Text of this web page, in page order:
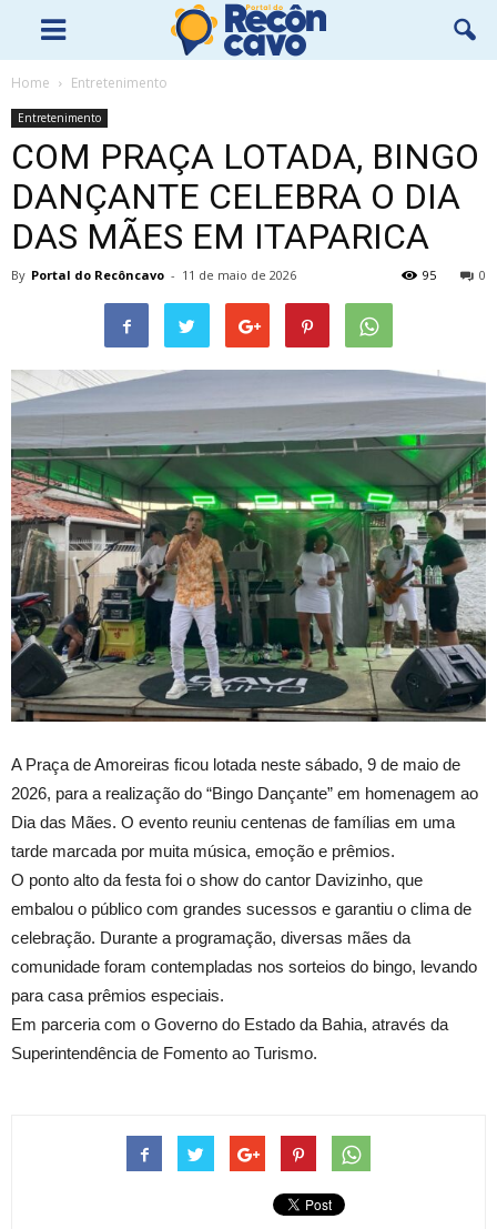
Home Entretenimento
Entretenimento
COM PRAÇA LOTADA, BINGO
DANÇANTE CELEBRA O DIA
DAS MÃES EM ITAPARICA
By Portal do Recôncavo - 11 de maio de 2026 0
95
A Praça de Amoreiras ficou lotada neste sábado, 9 de maio de
2026, para a realização do “Bingo Dançante” em homenagem ao
Dia das Mães. O evento reuniu centenas de famílias em uma
tarde marcada por muita música, emoção e prêmios.
O ponto alto da festa foi o show do cantor Davizinho, que
embalou o público com grandes sucessos e garantiu o clima de
celebração. Durante a programação, diversas mães da
comunidade foram contempladas nos sorteios do bingo, levando
para casa prêmios especiais.
Em parceria com o Governo do Estado da Bahia, através da
Superintendência de Fomento ao Turismo.